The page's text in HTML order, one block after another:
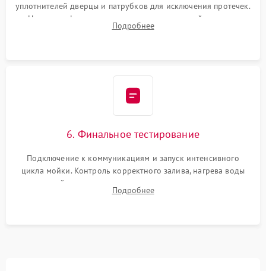
уплотнителей дверцы и патрубков для исключения протечек.
Надежная фиксация хомутов гидравлической системы,
сборка корпуса и установка датчика поплавка.
Подробнее
6. Финальное тестирование
Подключение к коммуникациям и запуск интенсивного
цикла мойки. Контроль корректного залива, нагрева воды
до нужной температуры, отсутствия посторонних шумов,
штатного слива и абсолютной сухости в поддоне.
Подробнее